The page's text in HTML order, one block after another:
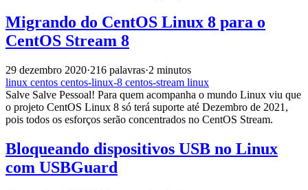
Migrando do CentOS Linux 8 para o
CentOS Stream 8
29 dezembro 2020·216 palavras·2 minutos
linux centos centos-linux-8 centos-stream linux
Salve Salve Pessoal! Para quem acompanha o mundo Linux viu que
o projeto CentOS Linux 8 só terá suporte até Dezembro de 2021,
pois todos os esforços serão concentrados no CentOS Stream.
Bloqueando dispositivos USB no Linux
com USBGuard